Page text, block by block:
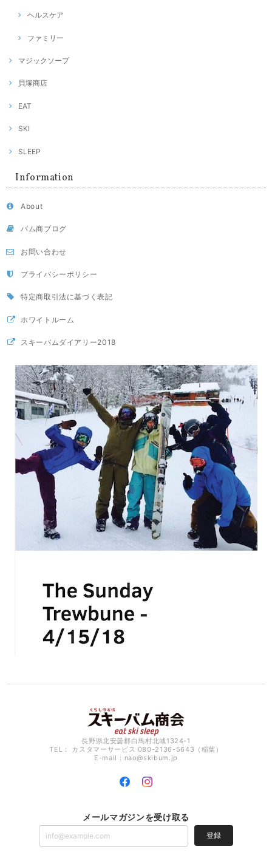
ヘルスケア
ファミリー
マジックソープ
貝塚商店
EAT
SKI
SLEEP
Information
About
バム商ブログ
お問い合わせ
プライバシーポリシー
特定商取引法に基づく表記
ホワイトルーム
スキーバムダイアリー2018
長野県北安曇郡白馬村北城1324-1
TEL： カスタマーサービス 080-2136-5643（稲葉）
E-mail： nao@skibum.jp
メールマガジンを受け取る
登録